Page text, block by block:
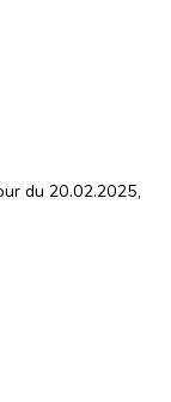
du 20.02.2025,